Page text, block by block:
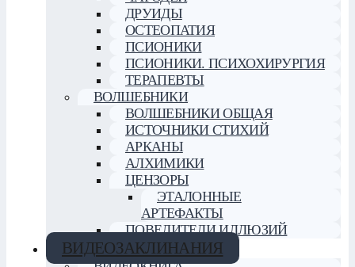
ДРУИДЫ
ОСТЕОПАТИЯ
ПСИОНИКИ
ПСИОНИКИ. ПСИХОХИРУРГИЯ
ТЕРАПЕВТЫ
ВОЛШЕБНИКИ
ВОЛШЕБНИКИ ОБЩАЯ
ИСТОЧНИКИ СТИХИЙ
АРКАНЫ
АЛХИМИКИ
ЦЕНЗОРЫ
ЭТАЛОННЫЕ
АРТЕФАКТЫ
ПОВЕЛИТЕЛИ ИЛЛЮЗИЙ
ВИДЕОЗАКЛИНАНИЯ